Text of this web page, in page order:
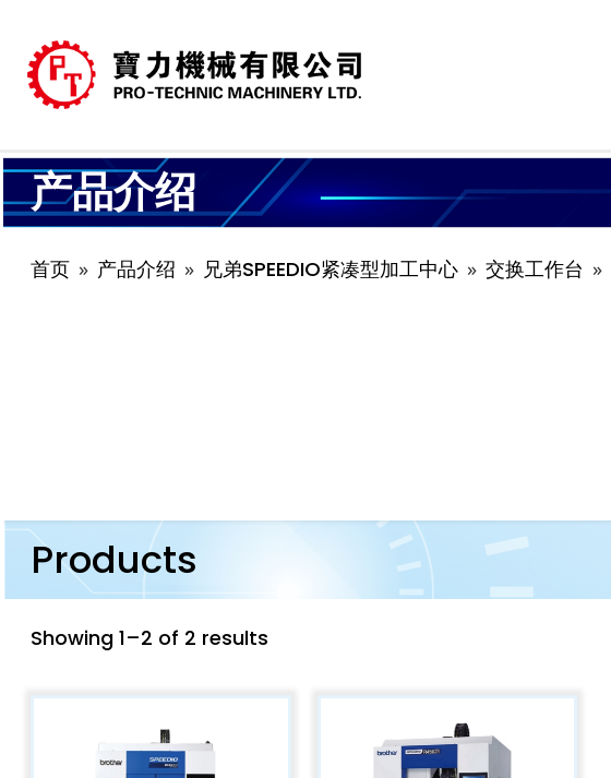
产品介绍
首页 产品介绍 兄弟SPEEDIO紧凑型加工中心 交换工作台
Products
Showing 1–2 of 2 results